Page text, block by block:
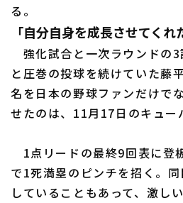
利用規約 プ
特定商取引法の表示 ア
る。
「自分自身を成長させてくれ
強化試合と一次ラウンドの
と圧巻の投球を続けていた藤
名を日本の野球ファンだけで
せたのは、11月17日のキュー
1点リードの最終9回表に登
で1死満塁のピンチを招く。
していることもあって、激し